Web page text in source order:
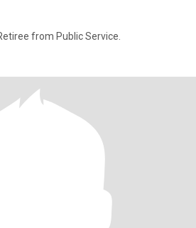
from Public Service.